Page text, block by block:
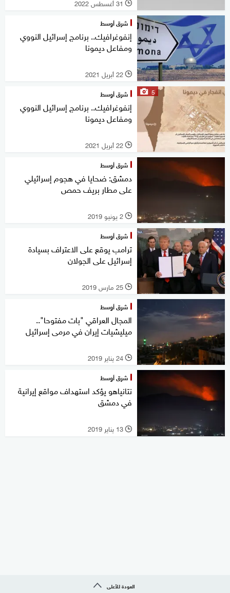
l 31 أغسطس 2022
شرق أوسط
إنفوغرافيك.. برنامج إسرائيل النووي
ومفاعل ديمونا
l 22 أبريل 2021
5 شرق أوسط
إنفوغرافيك.. برنامج إسرائيل النووي
ومفاعل ديمونا
l 22 أبريل 2021
شرق أوسط
دمشق: ضحايا في هجوم إسرائيلي
على مطار بريف حمص
l 2 يونيو 2019
شرق أوسط
ترامب يوقع على الاعتراف بسيادة
إسرائيل على الجولان
l 25 مارس 2019
شرق أوسط
المجال العراقي "بات مفتوحا"..
ميليشيات إيران في مرمى إسرائيل
l 24 يناير 2019
شرق أوسط
نتانياهو يؤكد استهداف مواقع إيرانية
في دمشق
l 13 يناير 2019
العودة للأعلى